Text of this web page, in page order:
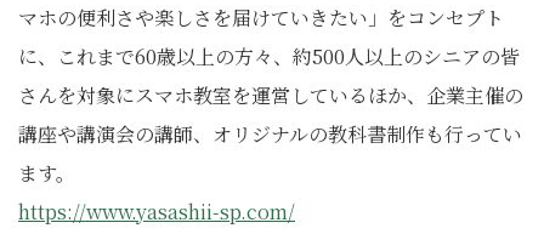
マホの便利さや楽しさを届けていきたい」をコンセプト
に、これまで60歳以上の方々、約500人以上のシニアの皆
さんを対象にスマホ教室を運営しているほか、企業主催の
講座や講演会の講師、オリジナルの教科書制作も行ってい
ます。
https://www.yasashii-sp.com/